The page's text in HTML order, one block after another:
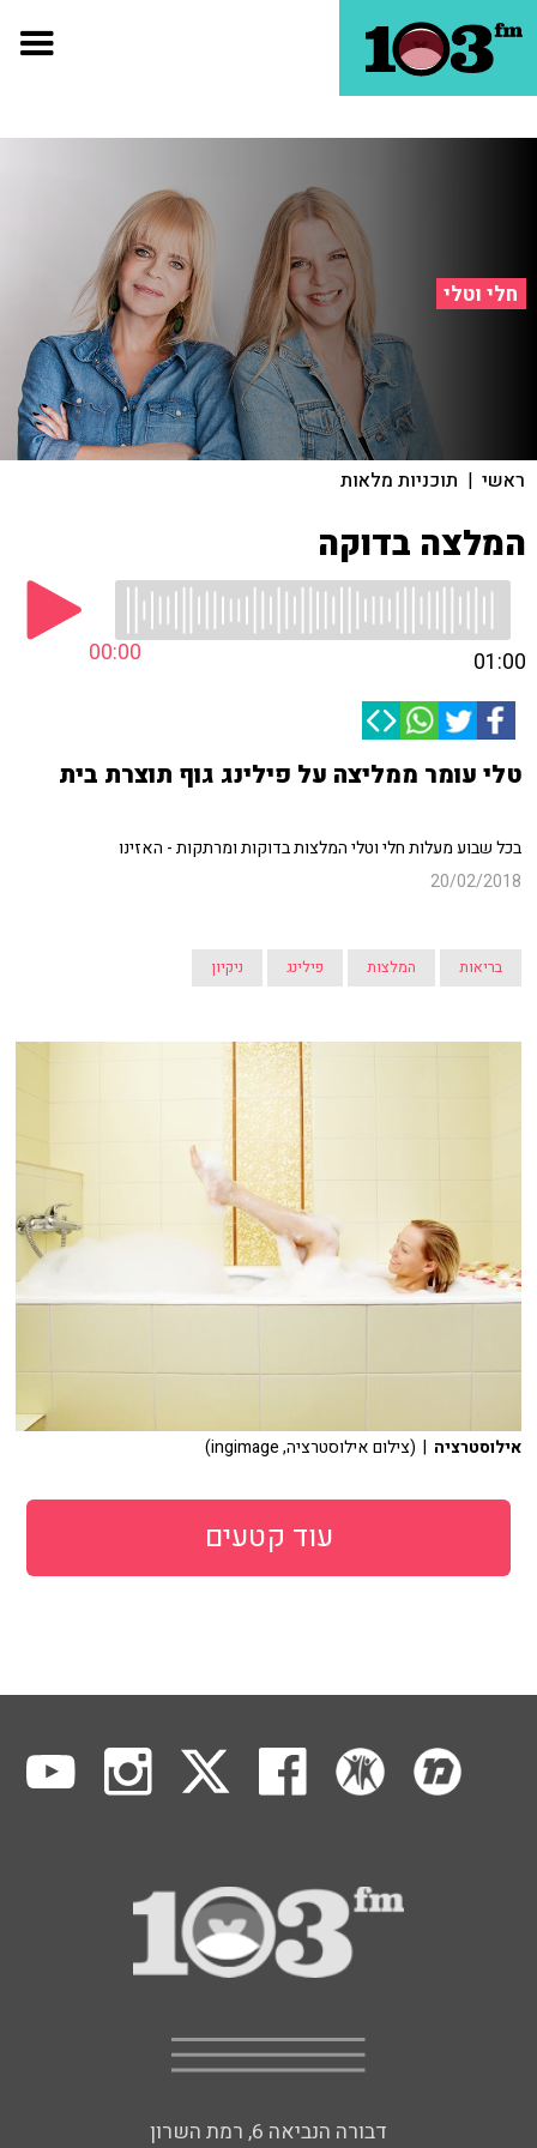
חלי וטלי
ראשי | תוכניות מלאות
המלצה בדוקה
00:00 01:00
טלי עומר ממליצה על פילינג גוף תוצרת בית
בכל שבוע מעלות חלי וטלי המלצות בדוקות ומרתקות - האזינו
20/02/2018
בריאות המלצות פילינג ניקיון
אילוסטרציה | (צילום אילוסטרציה, ingimage)
עוד קטעים
דבורה הנביאה 6, רמת השרון